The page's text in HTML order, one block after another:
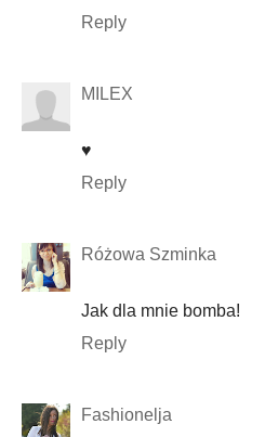
Reply
MILEX
♥
Reply
Różowa Szminka
Jak dla mnie bomba!
Reply
Fashionelja